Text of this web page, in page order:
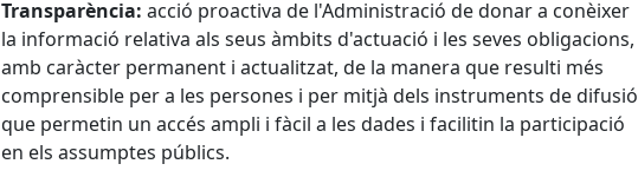
Transparència: acció proactiva de l'Administració de donar a conèixer
la informació relativa als seus àmbits d'actuació i les seves obligacions,
amb caràcter permanent i actualitzat, de la manera que resulti més
comprensible per a les persones i per mitjà dels instruments de difusió
que permetin un accés ampli i fàcil a les dades i facilitin la participació
en els assumptes públics.